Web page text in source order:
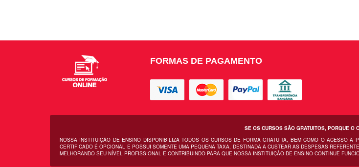
FORMAS DE PAGAMENTO
SE OS CURSOS SÃO GRATUITOS, PORQUE O
NOSSA INSTITUIÇÃO DE ENSINO DISPONIBILIZA TODOS OS CURSOS DE FORMA GRATUITA, BEM COMO O ACESSO
CERTIFICADO É OPCIONAL E POSSUI SOMENTE UMA PEQUENA TAXA, DESTINADA A CUSTEAR AS DESPESAS
MELHORANDO SEU NÍVEL PROFISSIONAL E CONTRIBUINDO PARA QUE NOSSA INSTITUIÇÃO DE ENSINO CONTINUE